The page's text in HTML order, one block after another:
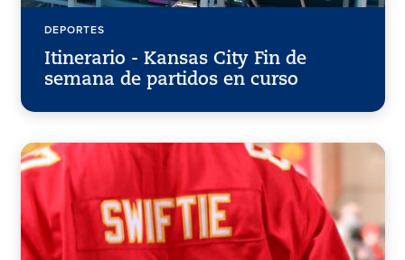
DEPORTES
Itinerario - Kansas City Fin de
semana de partidos en curso